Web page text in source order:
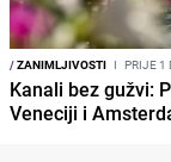
/ZANIMLJIVOSTI I PRIJE 1
Kanali bez gužvi:
Veneciji i